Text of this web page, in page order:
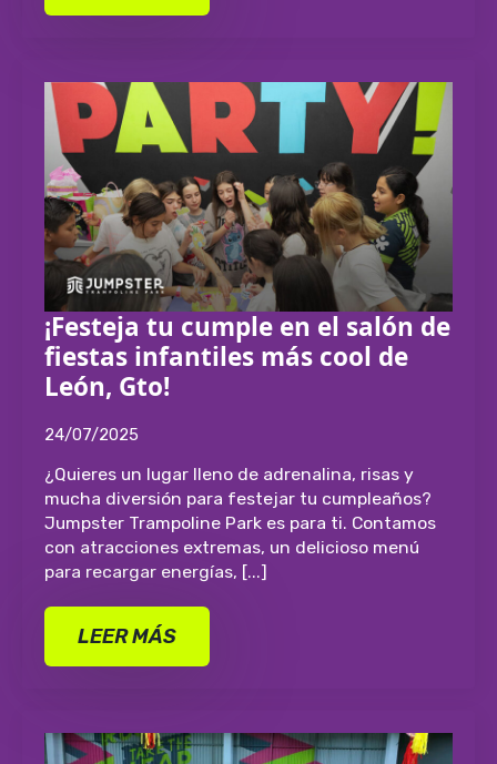
¡Festeja tu cumple en el salón de
fiestas infantiles más cool de
León, Gto!
24/07/2025
¿Quieres un lugar lleno de adrenalina, risas y
mucha diversión para festejar tu cumpleaños?
Jumpster Trampoline Park es para ti. Contamos
con atracciones extremas, un delicioso menú
para recargar energías, [...]
LEER MÁS